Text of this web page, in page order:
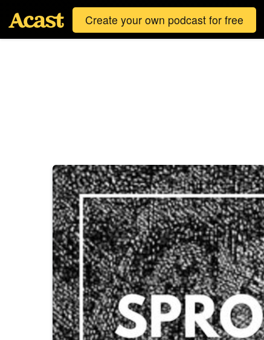
Create your own podcast for free